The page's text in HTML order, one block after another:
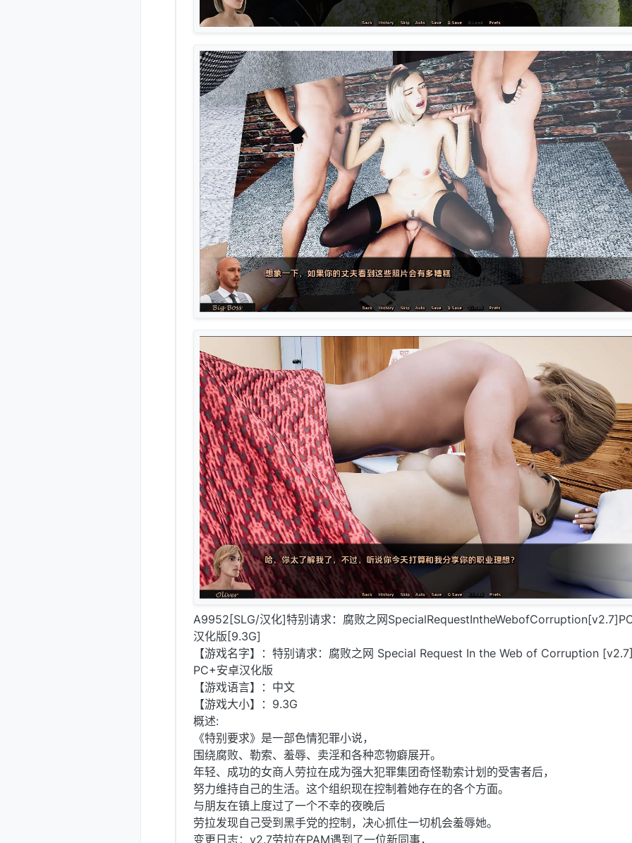
A9952[SLG/汉化]特别请求：腐败之网
汉化版[9.3G]
【游戏名字】：特别请求：腐败之网 Special Request In the Web of Corruption [v2.7]
PC+安卓汉化版
【游戏语言】：中文
【游戏大小】：9.3G
概述:
《特别要求》是一部色情犯罪小说，
围绕腐败、勒索、羞辱、卖淫和各种恋物癖展开。
年轻、成功的女商人劳拉在成为强大犯罪集团奇怪勒索计划的受害者后，
努力维持自己的生活。这个组织现在控制着她存在的各个方面。
与朋友在镇上度过了一个不幸的夜晚后
劳拉发现自己受到黑手党的控制，决心抓住一切机会羞辱她。
变更日志：v2.7劳拉在PAM遇到了一位新同事，